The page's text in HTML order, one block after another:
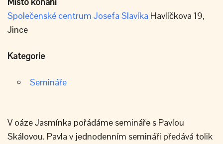
Společenské centrum Josefa Slavíka Havlíčkova 19,
Jince
Kategorie
Semináře
V oáze Jasmínka pořádáme semináře s Pavlou
Skálovou. Pavla v jednodenním semináři předává tolik